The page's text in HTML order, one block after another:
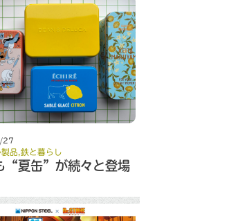
27
品 鉄と暮らし
“夏缶”が続々と登場